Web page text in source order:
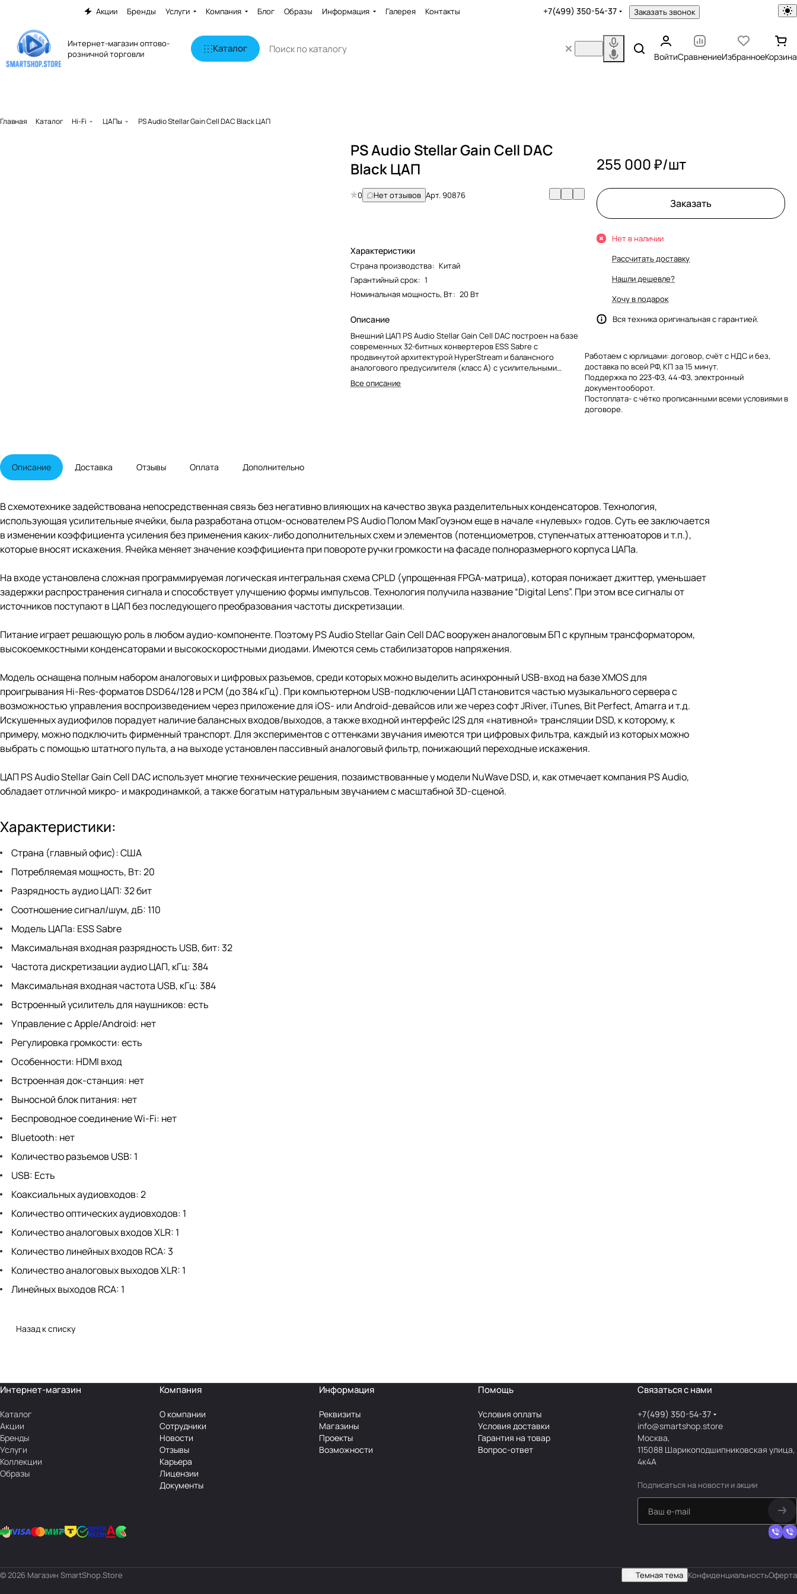
Акции Бренды Услуги Компания Блог Образы Информация Галерея Контакты +7(499) 350-54-37 Заказать звонок
Интернет-магазин оптово-
розничной торговли
Каталог
ВойтиСравнениеИзбранноеКорзина
Главная Каталог Hi-Fi ЦАПы PS Audio Stellar Gain Cell DAC Black ЦАП
PS Audio Stellar Gain Cell DAC
Black ЦАП
0 Нет отзывов Арт.90876
Характеристики
Страна производства: Китай
Гарантийный срок: 1
Номинальная мощность, Вт: 20 Вт
Описание
Внешний ЦАП PS Audio Stellar Gain Cell DAC построен на базе
современных 32-битных конвертеров ESS Sabre с
продвинутой архитектурой HyperStream и балансного
аналогового предусилителя (класс A) с усилительными
ячейками Gain Cell, который имеет сильноточный гибридный
выходной каскад.
Все описание
255 000 ₽/шт
Заказать
Нет в наличии
Рассчитать доставку
Нашли дешевле?
Хочу в подарок
Вся техника оригинальная с гарантией.
Работаем с юрлицами: договор, счёт с НДС и без,
доставка по всей РФ, КП за 15 минут.
Поддержка по 223-ФЗ, 44-ФЗ, электронный
документооборот.
Постоплата- с чётко прописанными всеми условиями в
договоре.
Описание Доставка Отзывы Оплата Дополнительно
В схемотехнике задействована непосредственная связь без негативно влияющих на качество звука разделительных конденсаторов. Технология,
использующая усилительные ячейки, была разработана отцом-основателем PS Audio Полом МакГоуэном еще в начале «нулевых» годов. Суть ее заключается
в изменении коэффициента усиления без применения каких-либо дополнительных схем и элементов (потенциометров, ступенчатых аттенюаторов и т.п.),
которые вносят искажения. Ячейка меняет значение коэффициента при повороте ручки громкости на фасаде полноразмерного корпуса ЦАПа.
На входе установлена сложная программируемая логическая интегральная схема CPLD (упрощенная FPGA-матрица), которая понижает джиттер, уменьшает
задержки распространения сигнала и способствует улучшению формы импульсов. Технология получила название “Digital Lens”. При этом все сигналы от
источников поступают в ЦАП без последующего преобразования частоты дискретизации.
Питание играет решающую роль в любом аудио-компоненте. Поэтому PS Audio Stellar Gain Cell DAC вооружен аналоговым БП с крупным трансформатором,
высокоемкостными конденсаторами и высокоскоростными диодами. Имеются семь стабилизаторов напряжения.
Модель оснащена полным набором аналоговых и цифровых разъемов, среди которых можно выделить асинхронный USB-вход на базе XMOS для
проигрывания Hi-Res-форматов DSD64/128 и PCM (до 384 кГц). При компьютерном USB-подключении ЦАП становится частью музыкального сервера с
возможностью управления воспроизведением через приложение для iOS- или Android-девайсов или же через софт JRiver, iTunes, Bit Perfect, Amarra и т.д.
Искушенных аудиофилов порадует наличие балансных входов/выходов, а также входной интерфейс I2S для «нативной» трансляции DSD, к которому, к
примеру, можно подключить фирменный транспорт. Для экспериментов с оттенками звучания имеются три цифровых фильтра, каждый из которых можно
выбрать с помощью штатного пульта, а на выходе установлен пассивный аналоговый фильтр, понижающий переходные искажения.
ЦАП PS Audio Stellar Gain Cell DAC использует многие технические решения, позаимствованные у модели NuWave DSD, и, как отмечает компания PS Audio,
обладает отличной микро- и макродинамкой, а также богатым натуральным звучанием с масштабной 3D-сценой.
Характеристики:
Страна (главный офис): США
Потребляемая мощность, Вт: 20
Разрядность аудио ЦАП: 32 бит
Соотношение сигнал/шум, дБ: 110
Модель ЦАПа: ESS Sabre
Максимальная входная разрядность USB, бит: 32
Частота дискретизации аудио ЦАП, кГц: 384
Максимальная входная частота USB, кГц: 384
Встроенный усилитель для наушников: есть
Управление с Apple/Android: нет
Регулировка громкости: есть
Особенности: HDMI вход
Встроенная док-станция: нет
Выносной блок питания: нет
Беспроводное соединение Wi-Fi: нет
Bluetooth: нет
Количество разъемов USB: 1
USB: Есть
Коаксиальных аудиовходов: 2
Количество оптических аудиовходов: 1
Количество аналоговых входов XLR: 1
Количество линейных входов RCA: 3
Количество аналоговых выходов XLR: 1
Линейных выходов RCA: 1
Назад к списку
Интернет-магазин
Каталог
Акции
Бренды
Услуги
Коллекции
Образы
Компания
О компании
Сотрудники
Новости
Отзывы
Карьера
Лицензии
Документы
Информация
Реквизиты
Магазины
Проекты
Возможности
Помощь
Условия оплаты
Условия доставки
Гарантия на товар
Вопрос-ответ
Связаться с нами
+7(499) 350-54-37
info@smartshop.store
Москва,
115088 Шарикоподшипниковская улица,
4к4А
Подписаться на новости и акции
© 2026 Магазин SmartShop.Store Темная тема КонфиденциальностьОферта